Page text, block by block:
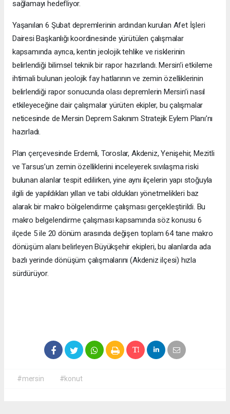
sağlamayı hedefliyor.
Yaşanılan 6 Şubat depremlerinin ardından kurulan Afet İşleri
Dairesi Başkanlığı koordinesinde yürütülen çalışmalar
kapsamında ayrıca, kentin jeolojik tehlike ve risklerinin
belirlendiği bilimsel teknik bir rapor hazırlandı. Mersin’i etkileme
ihtimali bulunan jeolojik fay hatlarının ve zemin özelliklerinin
belirlendiği rapor sonucunda olası depremlerin Mersin’i nasıl
etkileyeceğine dair çalışmalar yürüten ekipler, bu çalışmalar
neticesinde de Mersin Deprem Sakınım Stratejik Eylem Planı’nı
hazırladı.
Plan çerçevesinde Erdemli, Toroslar, Akdeniz, Yenişehir, Mezitli
ve Tarsus’un zemin özelliklerini inceleyerek sıvılaşma riski
bulunan alanlar tespit edilirken, yine aynı ilçelerin yapı stoğuyla
ilgili de yapıldıkları yılları ve tabi oldukları yönetmelikleri baz
alarak bir makro bölgelendirme çalışması gerçekleştirildi. Bu
makro belgelendirme çalışması kapsamında söz konusu 6
ilçede 5 ile 20 dönüm arasında değişen toplam 64 tane makro
dönüşüm alanı belirleyen Büyükşehir ekipleri, bu alanlarda ada
bazlı yerinde dönüşüm çalışmalarını (Akdeniz ilçesi) hızla
sürdürüyor.
#mersin #konut